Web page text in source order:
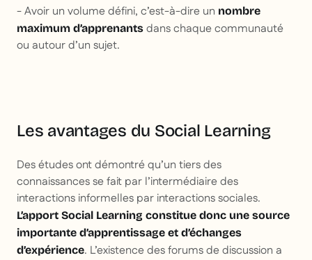
- Avoir un volume défini, c’est-à-dire un nombre
maximum d’apprenants dans chaque communauté
ou autour d’un sujet.
Les avantages du Social Learning
Des études ont démontré qu’un tiers des
connaissances se fait par l’intermédiaire des
interactions informelles par interactions sociales.
L’apport Social Learning constitue donc une source
importante d’apprentissage et d’échanges
d’expérience. L’existence des forums de discussion a